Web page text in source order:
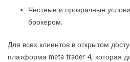
Честные и прозрачные
брокером.
Для всех клиентов в открытом
платформа meta trader 4, которая